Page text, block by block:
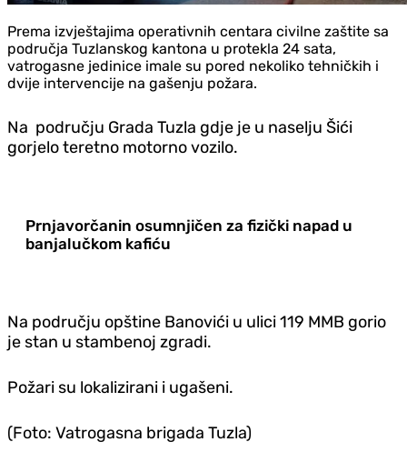
Prema izvještajima operativnih centara civilne zaštite sa
područja Tuzlanskog kantona u protekla 24 sata,
vatrogasne jedinice imale su pored nekoliko tehničkih i
dvije intervencije na gašenju požara.
Na području Grada Tuzla gdje je u naselju Šići
gorjelo teretno motorno vozilo.
Prnjavorčanin osumnjičen za fizički napad u
banjalučkom kafiću
Na području opštine Banovići u ulici 119 MMB gorio
je stan u stambenoj zgradi.
Požari su lokalizirani i ugašeni.
(Foto: Vatrogasna brigada Tuzla)